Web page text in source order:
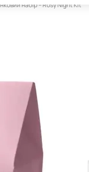
набір – Rosy Night Kit